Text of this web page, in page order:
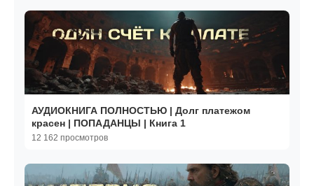
АУДИОКНИГА ПОЛНОСТЬЮ | Долг платежом
красен | ПОПАДАНЦЫ | Книга 1
12 162 просмотров